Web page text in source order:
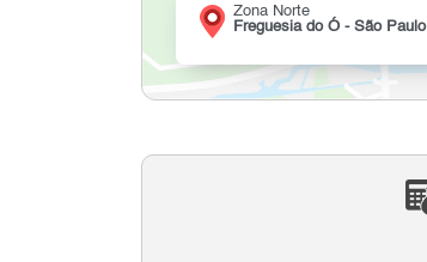
Zona Norte
Freguesia do Ó - São Paulo